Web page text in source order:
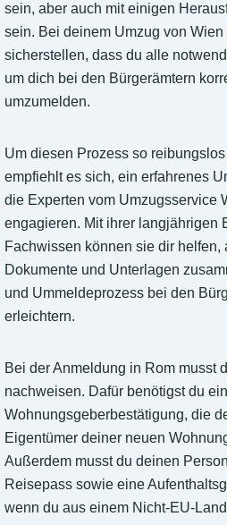
sein, aber auch mit einigen
sein. Bei deinem Umzug von
sicherstellen, dass du alle
um dich bei den Bürgerämtern
umzumelden.
Um diesen Prozess so
empfiehlt es sich, ein erfahrenes
die Experten vom Umzugsservice
engagieren. Mit ihrer langjährigen
Fachwissen können sie dir helfen,
Dokumente und Unterlagen
und Ummeldeprozess bei den
erleichtern.
Bei der Anmeldung in Rom musst
nachweisen. Dafür benötigst du
Wohnungsgeberbestätigung, die
Eigentümer deiner neuen
Außerdem musst du deinen
Reisepass sowie eine
wenn du aus einem Nicht-EU-